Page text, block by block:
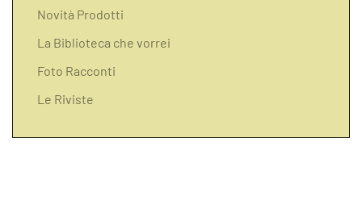
Novità Prodotti
La Biblioteca che vorrei
Foto Racconti
Le Riviste